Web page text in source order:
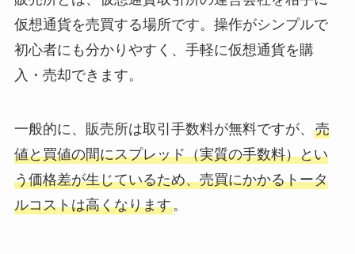
仮想通貨を売買する場所です。操作がシンプルで
初心者にも分かりやすく、手軽に仮想通貨を購
入・売却できます。
一般的に、販売所は取引手数料が無料ですが、 売
値と買値の間にスプレッド（実質の手数料）とい
う価格差が生じているため、売買にかかるトータ
ルコストは高くなります。